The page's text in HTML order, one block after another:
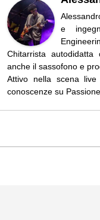
e
Chitarrista
anche il sassofono e
Attivo nella scena
conoscenze su